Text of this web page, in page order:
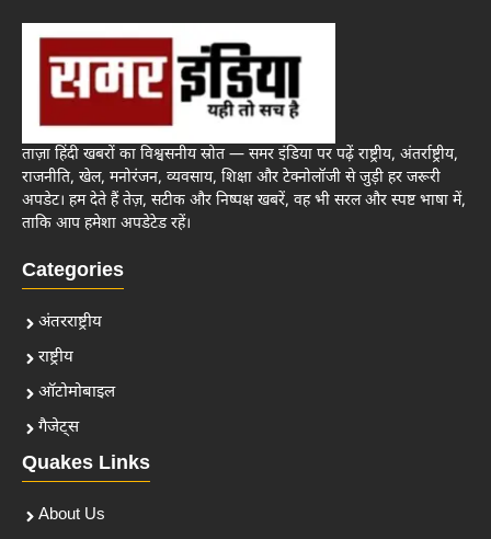
ताज़ा हिंदी खबरों का विश्वसनीय स्रोत — समर इंडिया पर पढ़ें राष्ट्रीय, अंतर्राष्ट्रीय,
राजनीति, खेल, मनोरंजन, व्यवसाय, शिक्षा और टेक्नोलॉजी से जुड़ी हर जरूरी
अपडेट। हम देते हैं तेज़, सटीक और निष्पक्ष खबरें, वह भी सरल और स्पष्ट भाषा में,
ताकि आप हमेशा अपडेटेड रहें।
Categories
अंतरराष्ट्रीय
राष्ट्रीय
ऑटोमोबाइल
गैजेट्स
Quakes Links
About Us